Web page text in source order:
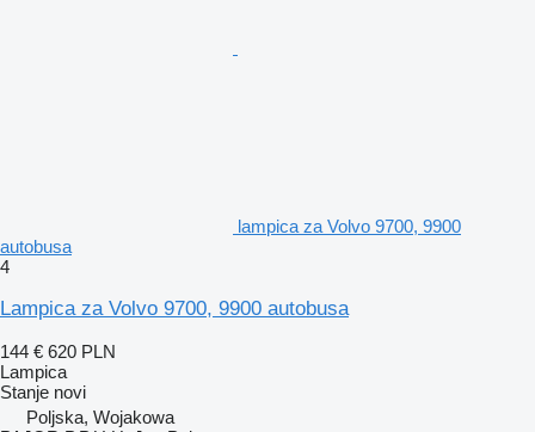
lampica za Volvo 9700, 9900
autobusa
4
Lampica za Volvo 9700, 9900 autobusa
144 € 620 PLN
Lampica
Stanje novi
Poljska, Wojakowa